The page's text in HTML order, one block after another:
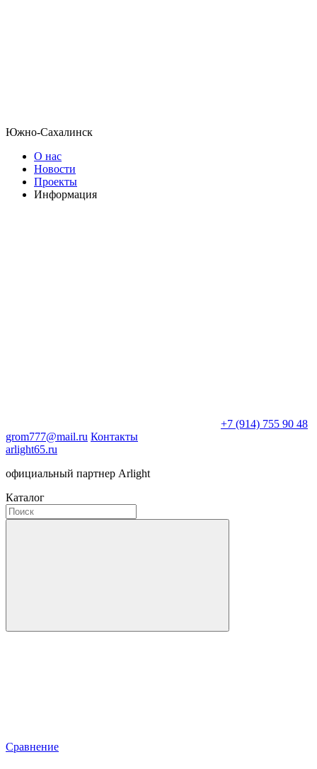
Южно-Сахалинск
О нас
Новости
Проекты
Информация
+7 (914) 755 90 48
grom777@mail.ru Контакты
arlight65.ru
официальный партнер Arlight
Каталог
Сравнение